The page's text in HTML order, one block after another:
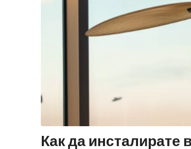
Как да инсталирате